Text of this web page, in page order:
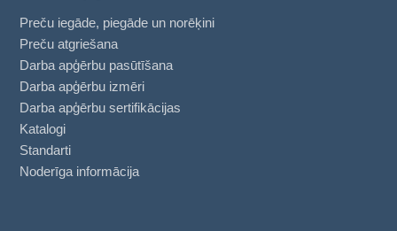
Preču iegāde, piegāde un norēķini
Preču atgriešana
Darba apģērbu pasūtīšana
Darba apģērbu izmēri
Darba apģērbu sertifikācijas
Katalogi
Standarti
Noderīga informācija